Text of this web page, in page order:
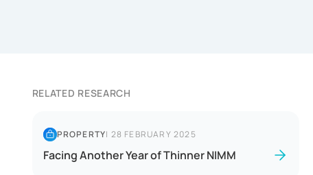
RELATED RESEARCH
PROPERTY| 28 FEBRUARY 2025
Facing Another Year of Thinner NIMM